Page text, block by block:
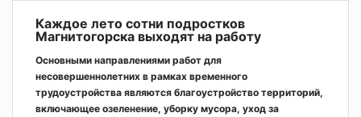
Каждое лето сотни подростков
Магнитогорска выходят на работу
Основными направлениями работ для
несовершеннолетних в рамках временного
трудоустройства являются благоустройство территорий,
включающее озеленение, уборку мусора, уход за